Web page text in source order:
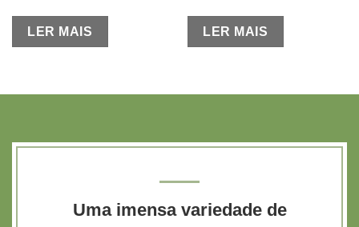
LER MAIS LER MAIS
Uma imensa variedade de